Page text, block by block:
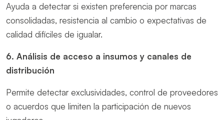
Ayuda a detectar si existen preferencia por marcas
consolidadas, resistencia al cambio o expectativas de
calidad difíciles de igualar.
6. Análisis de acceso a insumos y canales de
distribución
Permite detectar exclusividades, control de proveedores
o acuerdos que limiten la participación de nuevos